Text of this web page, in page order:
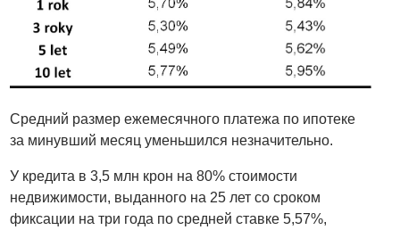
Средний размер ежемесячного платежа по ипотеке
за минувший месяц уменьшился незначительно.
У кредита в 3,5 млн крон на 80% стоимости
недвижимости, выданного на 25 лет со сроком
фиксации на три года по средней ставке 5,57%,